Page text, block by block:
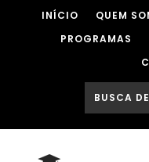
INÍCIO QUEM
PROGRAMAS